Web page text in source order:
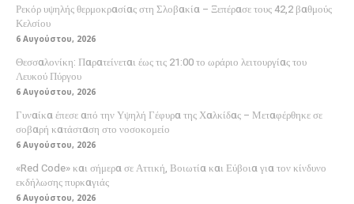
Ρεκόρ υψηλής θερμοκρασίας στη Σλοβακία – Ξεπέρασε τους 42,2 βαθμούς
Κελσίου
6 Αυγούστου, 2026
Θεσσαλονίκη: Παρατείνεται έως τις 21:00 το ωράριο λειτουργίας του
Λευκού Πύργου
6 Αυγούστου, 2026
Γυναίκα έπεσε από την Υψηλή Γέφυρα της Χαλκίδας – Μεταφέρθηκε σε
σοβαρή κατάσταση στο νοσοκομείο
6 Αυγούστου, 2026
«Red Code» και σήμερα σε Αττική, Βοιωτία και Εύβοια για τον κίνδυνο
εκδήλωσης πυρκαγιάς
6 Αυγούστου, 2026